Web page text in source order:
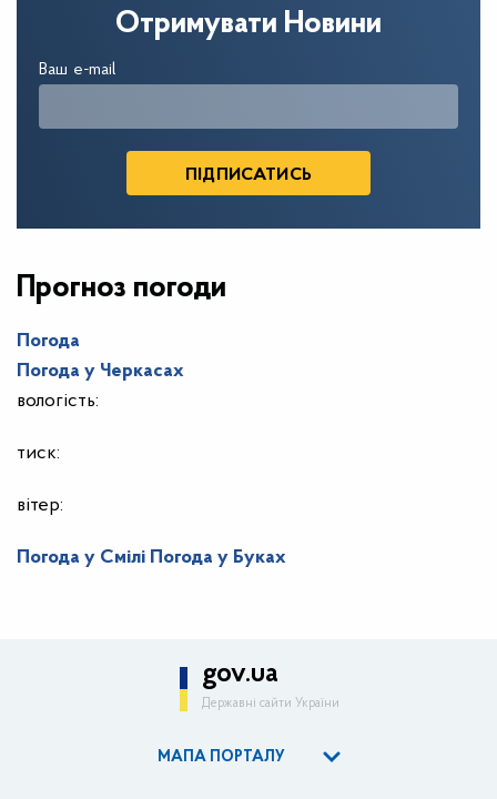
Отримувати Новини
Ваш e-mail
Прогноз погоди
Погода
Погода у Черкасах
вологість:
тиск:
вітер:
Погода у Смілі Погода у Буках
gov.ua
Державні сайти України
МАПА ПОРТАЛУ